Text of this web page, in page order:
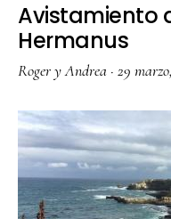
Avistamiento
Hermanus
Roger y Andrea · 29